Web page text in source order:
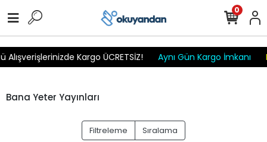
Kargo ÜCRETSİZ! Aynı Gün Kargo İmkanı
0
Bana Yeter Yayınları
Filtreleme Sıralama